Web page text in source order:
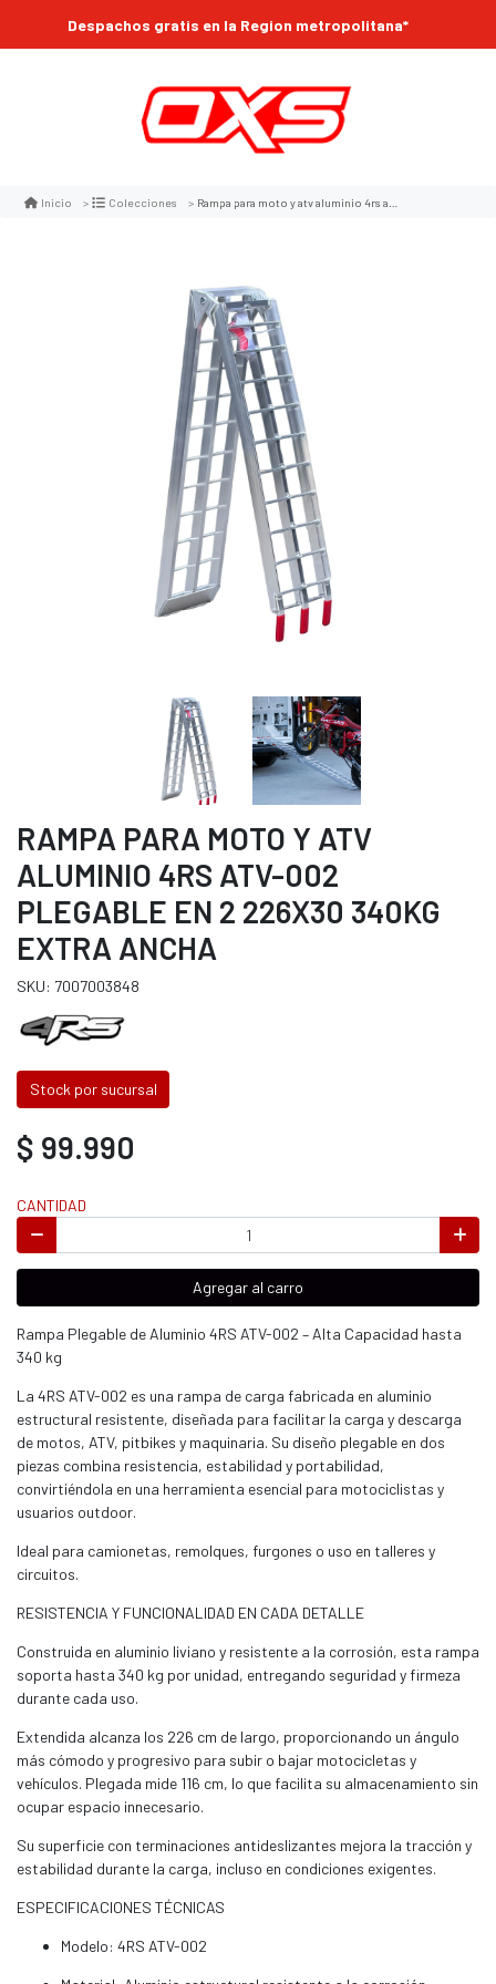
Despachos gratis en la Region metropolitana*
Inicio Colecciones Rampa para moto y atv aluminio 4rs atv-002 plegable en 2 226x30 340kg extra ancha
RAMPA PARA MOTO Y ATV
ALUMINIO 4RS ATV-002
PLEGABLE EN 2 226X30 340KG
EXTRA ANCHA
SKU: 7007003848
Stock por sucursal
$ 99.990
CANTIDAD
Agregar al carro
Rampa Plegable de Aluminio 4RS ATV-002 – Alta Capacidad hasta
340 kg
La 4RS ATV-002 es una rampa de carga fabricada en aluminio
estructural resistente, diseñada para facilitar la carga y descarga
de motos, ATV, pitbikes y maquinaria. Su diseño plegable en dos
piezas combina resistencia, estabilidad y portabilidad,
convirtiéndola en una herramienta esencial para motociclistas y
usuarios outdoor.
Ideal para camionetas, remolques, furgones o uso en talleres y
circuitos.
RESISTENCIA Y FUNCIONALIDAD EN CADA DETALLE
Construida en aluminio liviano y resistente a la corrosión, esta rampa
soporta hasta 340 kg por unidad, entregando seguridad y firmeza
durante cada uso.
Extendida alcanza los 226 cm de largo, proporcionando un ángulo
más cómodo y progresivo para subir o bajar motocicletas y
vehículos. Plegada mide 116 cm, lo que facilita su almacenamiento sin
ocupar espacio innecesario.
Su superficie con terminaciones antideslizantes mejora la tracción y
estabilidad durante la carga, incluso en condiciones exigentes.
ESPECIFICACIONES TÉCNICAS
Modelo: 4RS ATV-002